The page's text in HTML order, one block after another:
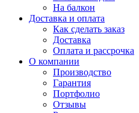
На балкон
Доставка и оплата
Как сделать заказ
Доставка
Оплата и рассрочка
О компании
Производство
Гарантия
Портфолио
Отзывы